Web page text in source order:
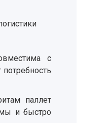
с
паллет
и быстро